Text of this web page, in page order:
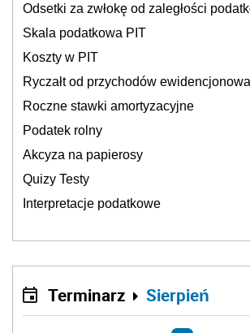
Odsetki za zwłokę od zaległości
Skala podatkowa PIT
Koszty w PIT
Ryczałt od przychodów
Roczne stawki amortyzacyjne
Podatek rolny
Akcyza na papierosy
Quizy Testy
Interpretacje podatkowe
Terminarz Sierpień